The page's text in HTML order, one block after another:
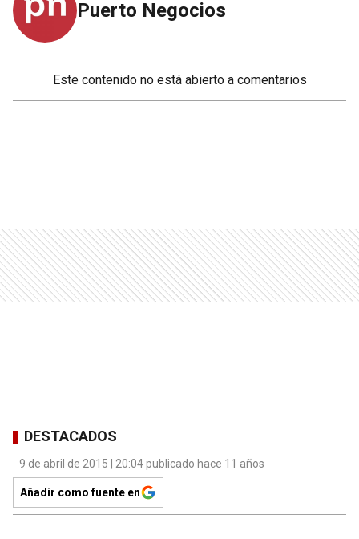
Puerto Negocios
Este contenido no está abierto a comentarios
DESTACADOS
9 de abril de 2015 | 20:04 publicado hace 11 años
Añadir como fuente en